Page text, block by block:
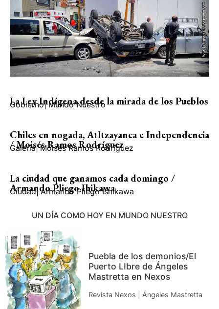
La Ley Indígena desde la mirada de los Pueblos
Gobierno| Mundo Nuestro
Chiles en nogada, Atltzayanca e Independencia
/ Moisés Ramos Rodríguez
Galería| Moisés Ramos Rodríguez
La ciudad que ganamos cada domingo /
Armando Pliego Ihikawa
Ciudad| Armando Pliego Ishikawa
UN DÍA COMO HOY EN MUNDO NUESTRO
Puebla de los demonios/El
Puerto LIbre de Ángeles
Mastretta en Nexos
Revista Nexos | Ángeles Mastretta